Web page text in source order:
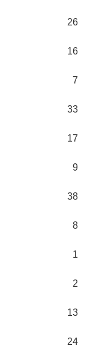
26
16
7
33
17
9
38
8
1
2
13
24